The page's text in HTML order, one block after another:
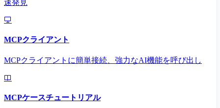
速発見
MCPクライアント
MCPクライアントに簡単接続、強力なAI機能を呼び出し
MCPケースチュートリアル